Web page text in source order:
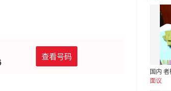
国内
面议
查看号码